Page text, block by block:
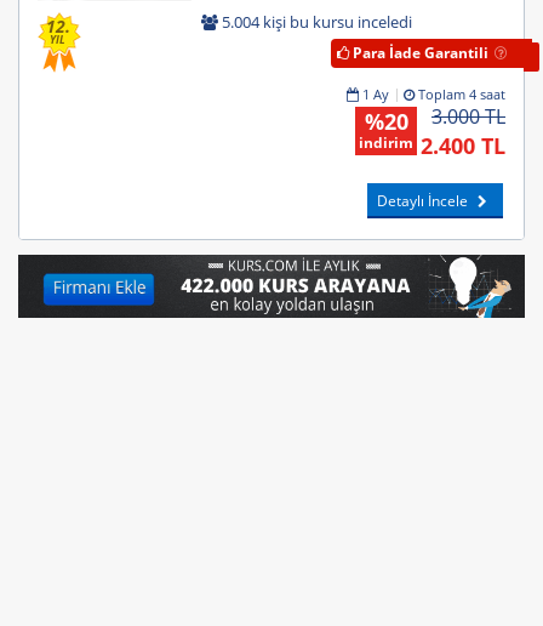
12.
YIL
5.004 kişi bu kursu inceledi
Para İade Garantili
1 Ay Toplam 4 saat
3.000 TL
2.400 TL
%20
indirim
Detaylı İncele